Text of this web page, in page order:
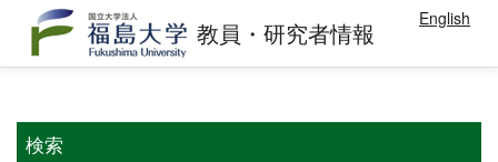
教員・研究者情報 English
検索